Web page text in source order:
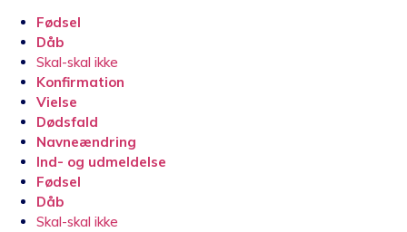
Fødsel
Dåb
Skal-skal ikke
Konfirmation
Vielse
Dødsfald
Navneændring
Ind- og udmeldelse
Fødsel
Dåb
Skal-skal ikke